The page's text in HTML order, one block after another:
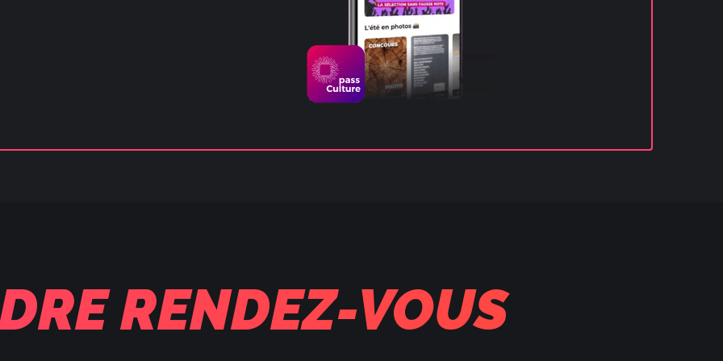
RENDEZ-VOUS